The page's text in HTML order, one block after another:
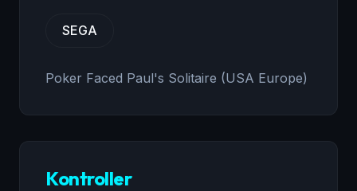
SEGA
Poker Faced Paul's Solitaire (USA Europe)
Kontroller